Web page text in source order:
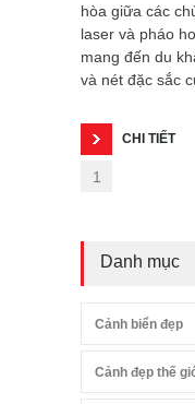
hòa giữa các
laser và pháo
mang đến du
và nét đặc sắc
CHI TIẾT
1
Danh mục
Cảnh biển đẹp
Cảnh đẹp thế